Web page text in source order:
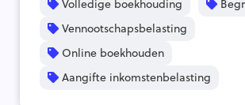
Volledige boekhouding
Vennootschapsbelasting
Online boekhouden
Aangifte inkomstenbelasting